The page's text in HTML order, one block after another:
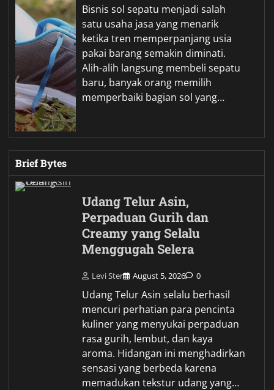
Bisnis sol sepatu menjadi salah
satu usaha jasa yang menarik
ketika tren memperpanjang usia
pakai barang semakin diminati.
Alih-alih langsung membeli sepatu
baru, banyak orang memilih
memperbaiki bagian sol yang…
Brief Bytes
Udang Telur Asin,
Perpaduan Gurih dan
Creamy yang Selalu
Menggugah Selera
Levi Ster August 5, 2026 0
Udang Telur Asin selalu berhasil
mencuri perhatian para pencinta
kuliner yang menyukai perpaduan
rasa gurih, lembut, dan kaya
aroma. Hidangan ini menghadirkan
sensasi yang berbeda karena
memadukan tekstur udang yang…